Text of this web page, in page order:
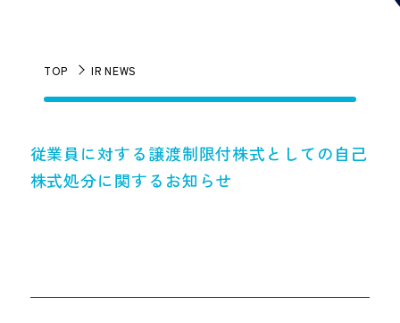
TOP IR NEWS
従業員に対する譲渡制限付株式としての自己
株式処分に関するお知らせ